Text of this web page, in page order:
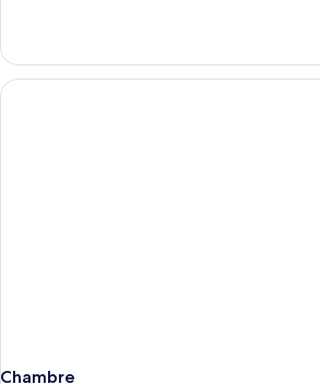
de
chambre :
Chambre
Chambre